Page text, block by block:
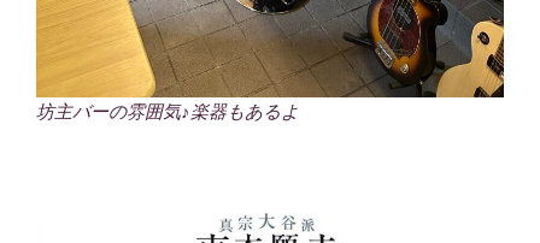
坊主バーの雰囲気♪楽器もあるよ